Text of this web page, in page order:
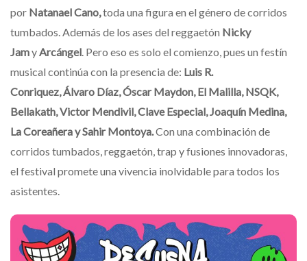
por Natanael Cano,toda una figura en el género de corridos
tumbados. Además de los ases del reggaetón Nicky
JamyArcángel. Pero eso es solo el comienzo, pues un festín
musical continúa con la presencia de: Luis R.
Conriquez,Álvaro Díaz, Óscar Maydon, El Malilla, NSQK,
Bellakath, Victor Mendivil, Clave Especial, Joaquín Medina,
La Coreañera y Sahir Montoya.Con una combinación de
corridos tumbados, reggaetón, trap y fusiones innovadoras,
el festival promete una vivencia inolvidable para todos los
asistentes.